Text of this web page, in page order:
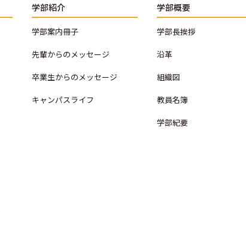
学部紹介
学部案内冊子
先輩からのメッセージ
卒業生からのメッセージ
キャンパスライフ
学部概要
学部長挨拶
沿革
組織図
教員名簿
学部紀要